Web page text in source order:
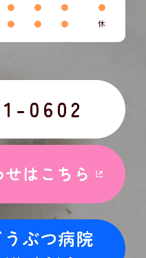
● ● ● ●
● ● ● 休